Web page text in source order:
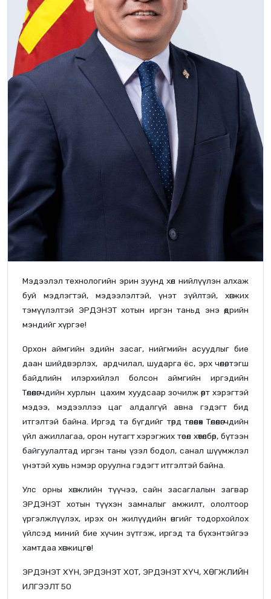
Мэдээлэл технологийн эрин зуунд хөл нийлүүлэн алхаж
буй мэдлэгтэй, мэдээлэлтэй, үнэт зүйлтэй, хөгжих
тэмүүлэлтэй ЭРДЭНЭТ хотын иргэн таньд энэ өдрийн
мэндийг хүргэе!
Орхон аймгийн эдийн засаг, нийгмийн асуудлыг бие
даан шийдвэрлэх, ардчилал, шударга ёс, эрх чөлөө, тэгш
байдлийн илэрхийлэл болсон аймгийн иргэдийн
Төлөөлөгчдийн хурлын цахим хуудсаар зочилж өөрт хэрэгтэй
мэдээ, мэдээллээ цаг алдалгүй авна гэдэгт бид
итгэлтэй байна. Иргэд та бүгдийг төрд төлөөлөх Төлөөлөгчдийн
үйл ажиллагаа, орон нутагт хэрэгжих төсөл хөтөлбөр, бүтээн
байгуулалтад иргэн таны үзэл бодол, санал шүүмжлэл
үнэтэй хувь нэмэр оруулна гэдэгт итгэлтэй байна.
Улс орны хөгжлийн түүчээ, сайн засаглалын загвар
ЭРДЭНЭТ хотын түүхэн замналыг амжилт, ололтоор
үргэлжлүүлэх, ирэх он жилүүдийн өнгийг тодорхойлох
үйлсэд миний бие хүчин зүтгэж, иргэд та бүхэнтэйгээ
хамтдаа хөгжицгөөе!
ЭРДЭНЭТ ХҮН, ЭРДЭНЭТ ХОТ, ЭРДЭНЭТ ХҮЧ, ХӨГЖЛИЙН
ИЛГЭЭЛТ 50